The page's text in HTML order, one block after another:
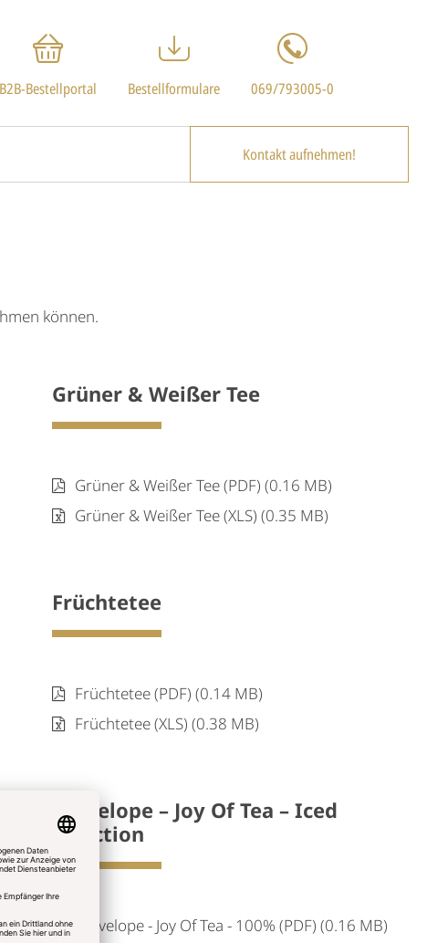
B2B-Bestellportal
Bestellformulare 069/793005-0
Kontakt aufnehmen!
können.
Grüner & Weißer Tee
Grüner & Weißer Tee (PDF) (0.16 MB)
Grüner & Weißer Tee (XLS) (0.35 MB)
Früchtetee
Früchtetee (PDF) (0.14 MB)
Früchtetee (XLS) (0.38 MB)
Teavelope – Joy Of Tea – Iced
Selection
Teavelope - Joy Of Tea - 100% (PDF) (0.16 MB)